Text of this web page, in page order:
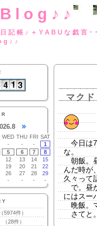
な日記帳♪
»
WED THU FRI SAT
- - -
1
5 6 7
8
12 13 14
15
19 20 21
22
26 27 28
29
- - - -
（5974件）
（28件）
マクド
今日は7
な。
朝飯。
んだ時が
久々って
で。昼
にはスー
晩飯。
さてと